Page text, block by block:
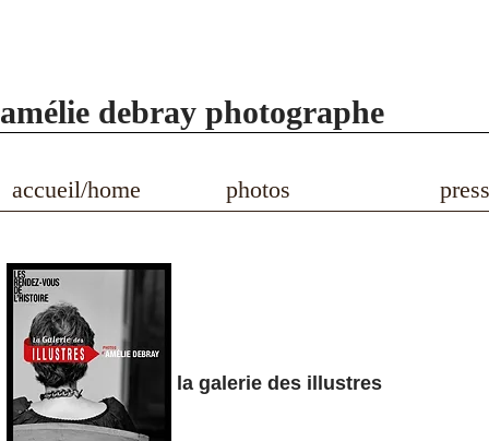
amélie debray photographe
accueil/home photos press
la galerie des illustres